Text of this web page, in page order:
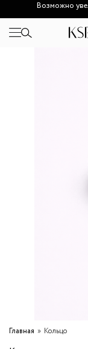
Возможно
Главная Кольцо